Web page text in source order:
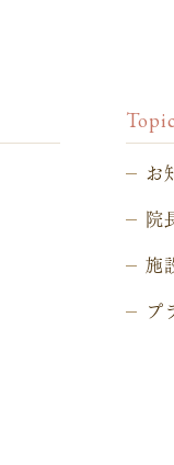
お
院
施
プ